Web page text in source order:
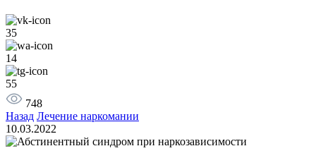
35
14
55
748
Назад Лечение наркомании
10.03.2022